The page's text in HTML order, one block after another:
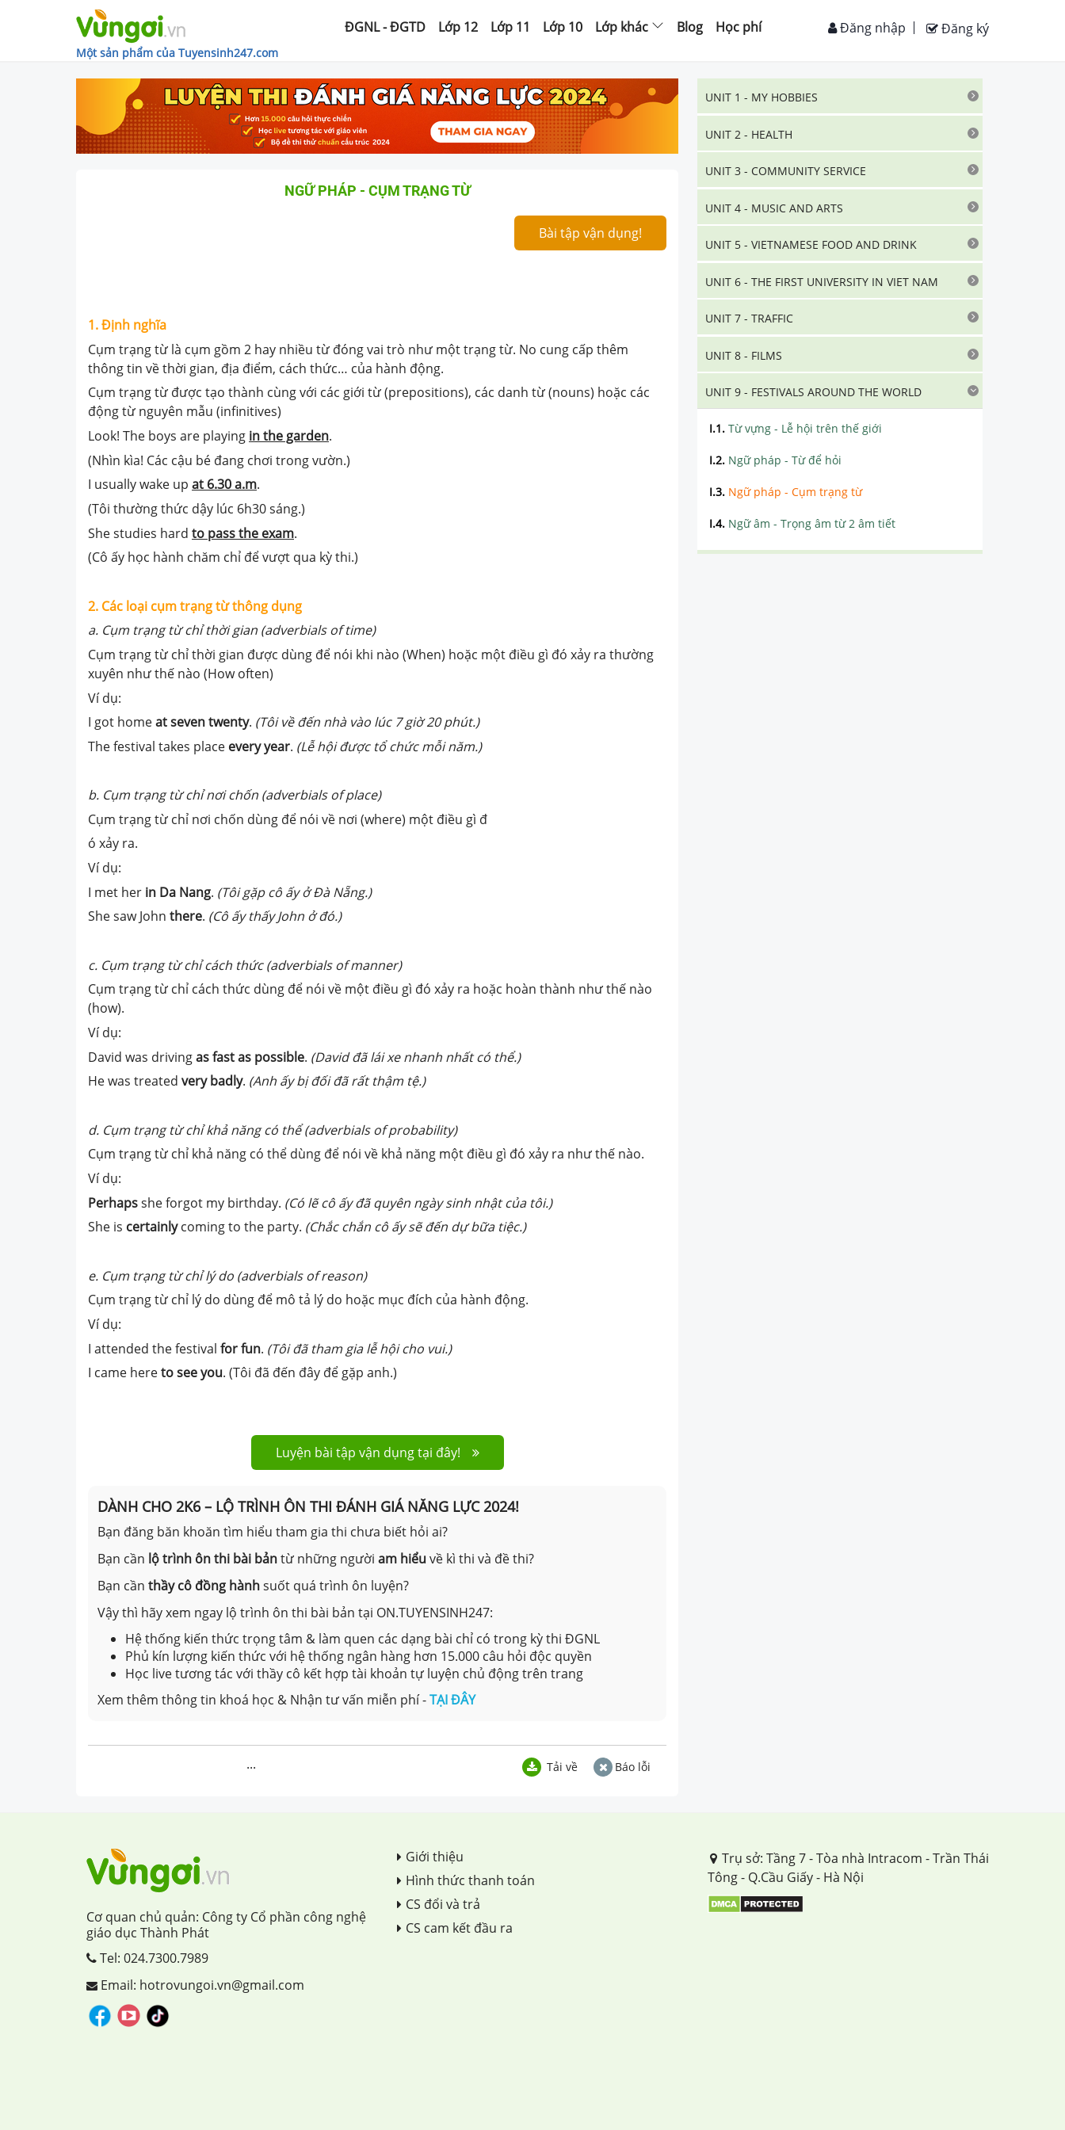
Một sản phẩm của Tuyensinh247.com
ĐGNL - ĐGTD Lớp 12 Lớp 11 Lớp 10 Lớp khác Blog Học phí Đăng ký
Đăng nhập
NGỮ PHÁP - CỤM TRẠNG TỪ
Bài tập vận dụng!
1. Định nghĩa
Cụm trạng từ là cụm gồm 2 hay nhiều từ đóng vai trò như một trạng từ. No cung cấp thêm
thông tin về thời gian, địa điểm, cách thức… của hành động.
Cụm trạng từ được tạo thành cùng với các giới từ (prepositions), các danh từ (nouns) hoặc các
động từ nguyên mẫu (infinitives)
Look! The boys are playing in the garden.
(Nhìn kìa! Các cậu bé đang chơi trong vườn.)
I usually wake up at 6.30 a.m.
(Tôi thường thức dậy lúc 6h30 sáng.)
She studies hard to pass the exam.
(Cô ấy học hành chăm chỉ để vượt qua kỳ thi.)
2. Các loại cụm trạng từ thông dụng
a. Cụm trạng từ chỉ thời gian (adverbials of time)
Cụm trạng từ chỉ thời gian được dùng để nói khi nào (When) hoặc một điều gì đó xảy ra thường
xuyên như thế nào (How often)
Ví dụ:
I got homeat seven twenty. (Tôi về đến nhà vào lúc 7 giờ 20 phút.)
The festival takes place every year. (Lễ hội được tổ chức mỗi năm.)
b. Cụm trạng từ chỉ nơi chốn (adverbials of place)
Cụm trạng từ chỉ nơi chốn dùng để nói về nơi (where) một điều gì đ
ó xảy ra.
Ví dụ:
I met her in Da Nang. (Tôi gặp cô ấy ở Đà Nẵng.)
She saw John there. (Cô ấy thấy John ở đó.)
c. Cụm trạng từ chỉ cách thức (adverbials of manner)
Cụm trạng từ chỉ cách thức dùng để nói về một điều gì đó xảy ra hoặc hoàn thành như thế nào
(how).
Ví dụ:
David was drivingas fast as possible. (David đã lái xe nhanh nhất có thể.)
He was treated very badly. (Anh ấy bị đối đã rất thậm tệ.)
d. Cụm trạng từ chỉ khả năng có thể (adverbials of probability)
Cụm trạng từ chỉ khả năng có thể dùng để nói về khả năng một điều gì đó xảy ra như thế nào.
Ví dụ:
Perhapsshe forgot my birthday. (Có lẽ cô ấy đã quyên ngày sinh nhật của tôi.)
She is certainlycoming to the party. (Chắc chắn cô ấy sẽ đến dự bữa tiệc.)
e. Cụm trạng từ chỉ lý do (adverbials of reason)
Cụm trạng từ chỉ lý do dùng để mô tả lý do hoặc mục đích của hành động.
Ví dụ:
I attended the festival for fun. (Tôi đã tham gia lễ hội cho vui.)
I came hereto see you. (Tôi đã đến đây để gặp anh.)
Luyện bài tập vận dụng tại đây!
DÀNH CHO 2K6 – LỘ TRÌNH ÔN THI ĐÁNH GIÁ NĂNG LỰC 2024!
Bạn đăng băn khoăn tìm hiểu tham gia thi chưa biết hỏi ai?
Bạn cần lộ trình ôn thi bài bảntừ những người am hiểuvề kì thi và đề thi?
Bạn cần thầy cô đồng hànhsuốt quá trình ôn luyện?
Vậy thì hãy xem ngay lộ trình ôn thi bài bản tại ON.TUYENSINH247:
Hệ thống kiến thức trọng tâm & làm quen các dạng bài chỉ có trong kỳ thi ĐGNL
Phủ kín lượng kiến thức với hệ thống ngân hàng hơn 15.000 câu hỏi độc quyền
Học live tương tác với thầy cô kết hợp tài khoản tự luyện chủ động trên trang
Xem thêm thông tin khoá học & Nhận tư vấn miễn phí -TẠI ĐÂY
... Tải về Báo lỗi
UNIT 1 - MY HOBBIES
UNIT 2 - HEALTH
UNIT 3 - COMMUNITY SERVICE
UNIT 4 - MUSIC AND ARTS
UNIT 5 - VIETNAMESE FOOD AND DRINK
UNIT 6 - THE FIRST UNIVERSITY IN VIET NAM
UNIT 7 - TRAFFIC
UNIT 8 - FILMS
UNIT 9 - FESTIVALS AROUND THE WORLD
I.1. Từ vựng - Lễ hội trên thế giới
I.2. Ngữ pháp - Từ để hỏi
I.3. Ngữ pháp - Cụm trạng từ
I.4. Ngữ âm - Trọng âm từ 2 âm tiết
Cơ quan chủ quản: Công ty Cổ phần công nghệ
giáo dục Thành Phát
Tel: 024.7300.7989
Email: hotrovungoi.vn@gmail.com
Giới thiệu
Hình thức thanh toán
CS đổi và trả
CS cam kết đầu ra
Trụ sở: Tầng 7 - Tòa nhà Intracom - Trần Thái
Tông - Q.Cầu Giấy - Hà Nội